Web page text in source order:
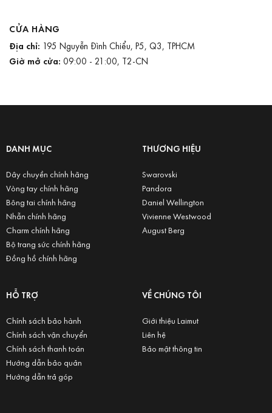
CỬA HÀNG
Địa chỉ: 195 Nguyễn Đình Chiểu, P5, Q3, TPHCM
Giờ mở cửa: 09:00 - 21:00, T2-CN
DANH MỤC
Dây chuyền chính hãng
Vòng tay chính hãng
Bông tai chính hãng
Nhẫn chính hãng
Charm chính hãng
Bộ trang sức chính hãng
Đồng hồ chính hãng
THƯƠNG HIỆU
Swarovski
Pandora
Daniel Wellington
Vivienne Westwood
August Berg
HỖ TRỢ
Chính sách bảo hành
Chính sách vận chuyển
Chính sách thanh toán
Hướng dẫn bảo quản
Hướng dẫn trả góp
VỀ CHÚNG TÔI
Giới thiệu Laimut
Liên hệ
Bảo mật thông tin